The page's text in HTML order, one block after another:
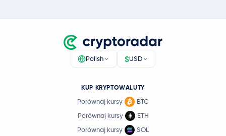
Polish $USD
KUP KRYPTOWALUTY
Porównaj kursy
BTC
Porównaj kursy
ETH
Porównaj kursy
SOL